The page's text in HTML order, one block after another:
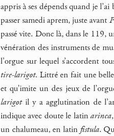
appris à ses dépends quand je
passer samedi aprem, juste avant
passé vite. Donc là, dans le 119,
vénération des instruments de
l’orgue sur lequel s’accordent
tire-larigot. Littré en fait une
et qu’imite un des jeux de
larigotil y a agglutination de
indique avec doute le latinarinca
un chalumeau, en latin fistula.